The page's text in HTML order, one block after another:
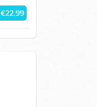
€22.99